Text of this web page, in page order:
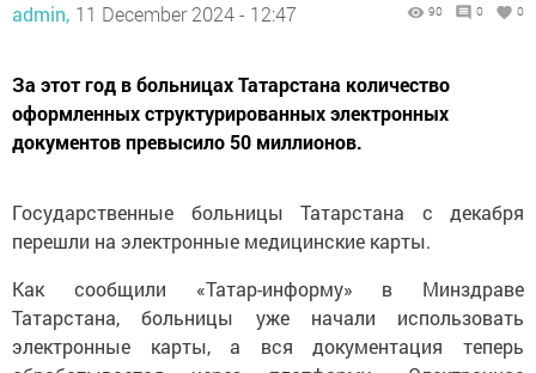
admin, 11 December 2024 - 12:47 90 0 0
За этот год в больницах Татарстана количество
оформленных структурированных электронных
документов превысило 50 миллионов.
Государственные больницы Татарстана с декабря
перешли на электронные медицинские карты.
Как сообщили «Татар-информу» в Минздраве
Татарстана, больницы уже начали использовать
электронные карты, а вся документация теперь